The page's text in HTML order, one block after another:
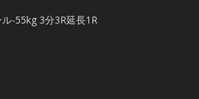
-55kg 3分3R延長1R